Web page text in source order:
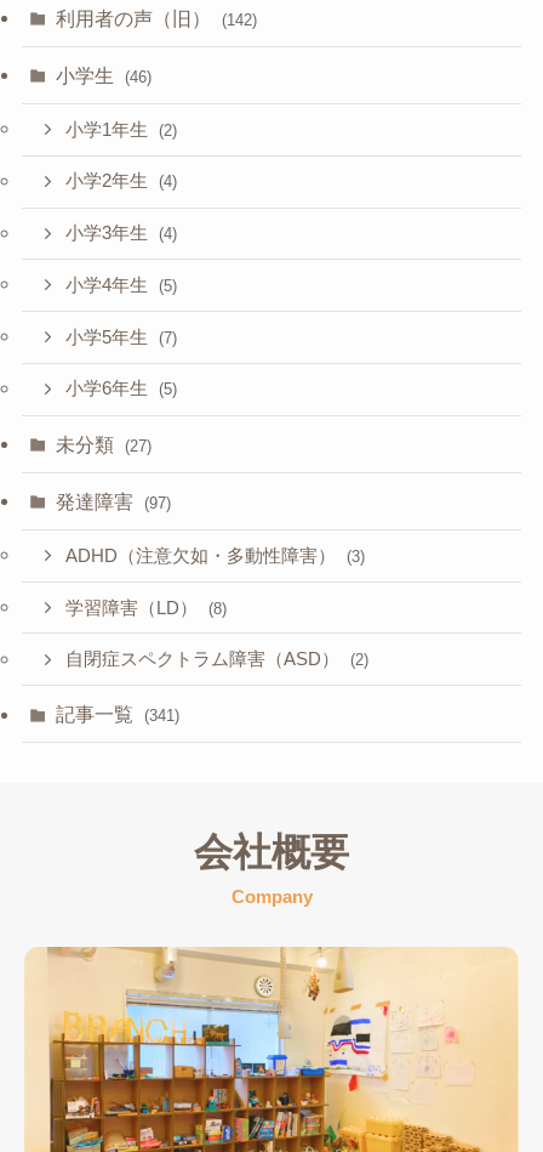
利用者の声（旧） (142)
小学生 (46)
小学1年生 (2)
小学2年生 (4)
小学3年生 (4)
小学4年生 (5)
小学5年生 (7)
小学6年生 (5)
未分類 (27)
発達障害 (97)
ADHD（注意欠如・多動性障害） (3)
学習障害（LD） (8)
自閉症スペクトラム障害（ASD） (2)
記事一覧 (341)
会社概要
Company